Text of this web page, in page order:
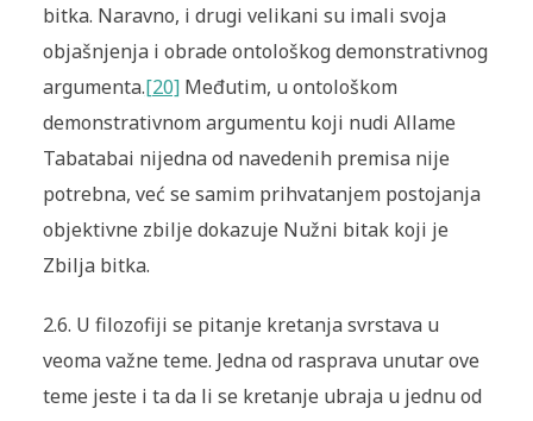
bitka. Naravno, i drugi velikani su imali svoja
objašnjenja i obrade ontološkog demonstrativnog
argumenta.[20]Međutim, u ontološkom
demonstrativnom argumentu koji nudi Allame
Tabatabai nijedna od navedenih premisa nije
potrebna, već se samim prihvatanjem postojanja
objektivne zbilje dokazuje Nužni bitak koji je
Zbilja bitka.
2.6. U filozofiji se pitanje kretanja svrstava u
veoma važne teme. Jedna od rasprava unutar ove
teme jeste i ta da li se kretanje ubraja u jednu od